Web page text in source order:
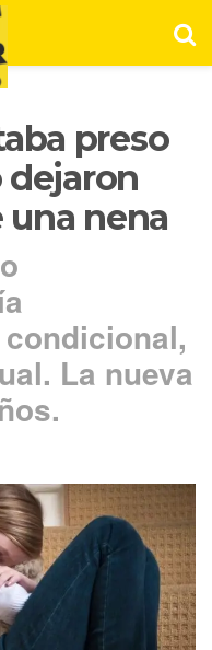
preso
dejaron
una nena
La nueva